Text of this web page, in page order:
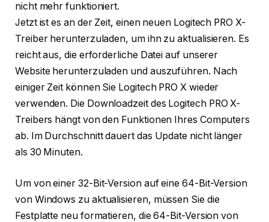
nicht mehr funktioniert.
Jetzt ist es an der Zeit, einen neuen Logitech PRO X-
Treiber herunterzuladen, um ihn zu aktualisieren. Es
reicht aus, die erforderliche Datei auf unserer
Website herunterzuladen und auszuführen. Nach
einiger Zeit können Sie Logitech PRO X wieder
verwenden. Die Downloadzeit des Logitech PRO X-
Treibers hängt von den Funktionen Ihres Computers
ab. Im Durchschnitt dauert das Update nicht länger
als 30 Minuten.
Um von einer 32-Bit-Version auf eine 64-Bit-Version
von Windows zu aktualisieren, müssen Sie die
Festplatte neu formatieren, die 64-Bit-Version von